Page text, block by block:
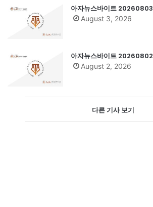
아자뉴스바이트 20260803
August 3, 2026
아자뉴스바이트 20260802
August 2, 2026
다른 기사 보기